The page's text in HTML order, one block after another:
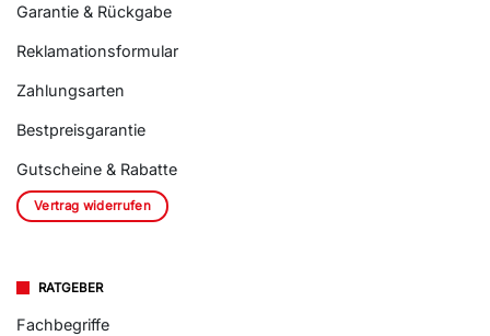
Garantie & Rückgabe
Reklamationsformular
Zahlungsarten
Bestpreisgarantie
Gutscheine & Rabatte
Vertrag widerrufen
RATGEBER
Fachbegriffe